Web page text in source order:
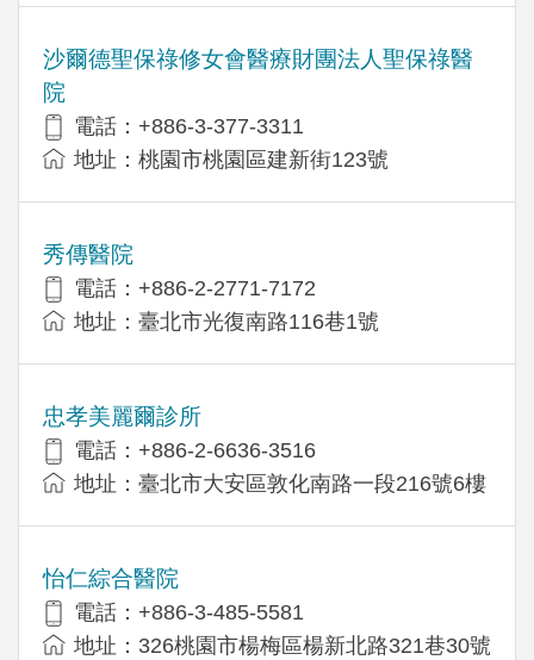
沙爾德聖保祿修女會醫療財團法人聖保祿醫
院
電話：+886-3-377-3311
地址：桃園市桃園區建新街123號
秀傳醫院
電話：+886-2-2771-7172
地址：臺北市光復南路116巷1號
忠孝美麗爾診所
電話：+886-2-6636-3516
地址：臺北市大安區敦化南路一段216號6樓
怡仁綜合醫院
電話：+886-3-485-5581
地址：326桃園市楊梅區楊新北路321巷30號